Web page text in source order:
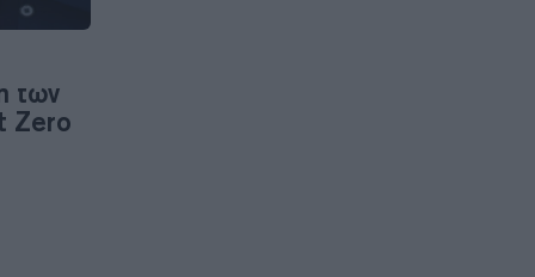
των
Zero